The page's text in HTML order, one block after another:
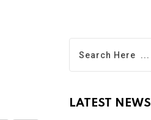
LATEST NEWS